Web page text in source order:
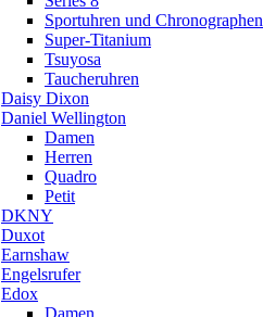
Sportuhren und Chronographen
Super-Titanium
Tsuyosa
Taucheruhren
Daisy Dixon
Daniel Wellington
Damen
Herren
Quadro
Petit
DKNY
Duxot
Earnshaw
Engelsrufer
Edox
Damen